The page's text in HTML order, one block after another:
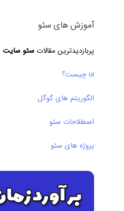
آموزش های سئو
پربازدیدترین مقالات سئو سایت
ui چیست؟
الگوریتم های گوگل
اصطلاحات سئو
پروژه های سئو